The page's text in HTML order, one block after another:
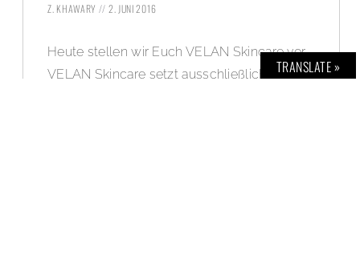
Z. KHAWARY 2. JUNI 2016
Heute stellen wir Euch VELAN Skincare vor.
VELAN Skincare setzt ausschließlich aufTRANSLATE »